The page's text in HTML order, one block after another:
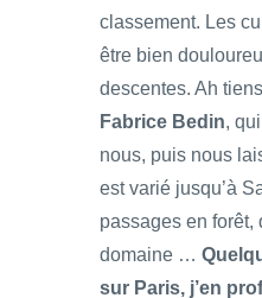
classement. Les
être bien
descentes. Ah
Fabrice Bedin,
nous, puis nous
est varié jusqu’à
passages en forêt,
domaine …
sur Paris, j’en